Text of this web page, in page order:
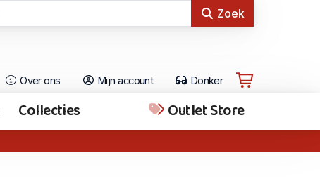
Zoek
Over ons Mijn account Donker
Collecties Outlet Store